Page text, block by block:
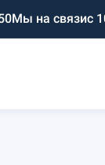
Мы на связис